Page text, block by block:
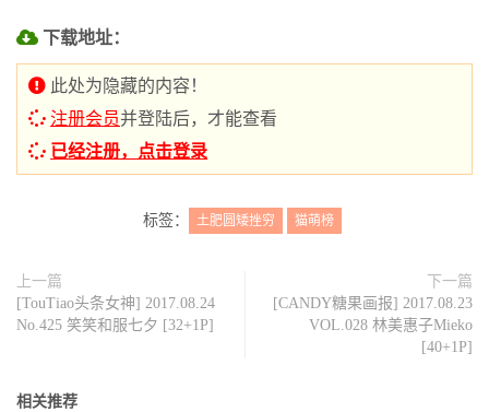
下载地址：
此处为隐藏的内容！
注册会员并登陆后，才能查看
已经注册，点击登录
标签： 土肥圆矮挫穷 猫萌榜
上一篇
[TouTiao头条女神] 2017.08.24
No.425 笑笑和服七夕 [32+1P]
下一篇
[CANDY糖果画报] 2017.08.23
VOL.028 林美惠子Mieko
[40+1P]
相关推荐